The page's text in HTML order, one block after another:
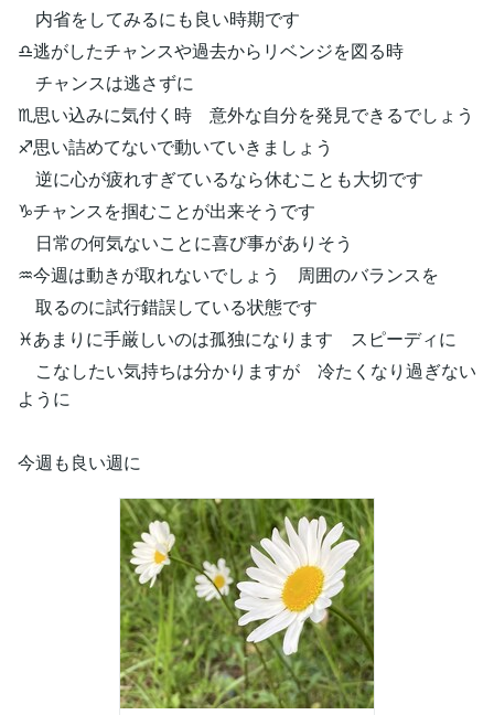
内省をしてみるにも良い時期です
♎逃がしたチャンスや過去からリベンジを図る時
チャンスは逃さずに
♏思い込みに気付く時 意外な自分を発見できるでしょう
♐思い詰めてないで動いていきましょう
逆に心が疲れすぎているなら休むことも大切です
♑チャンスを掴むことが出来そうです
日常の何気ないことに喜び事がありそう
♒今週は動きが取れないでしょう 周囲のバランスを
取るのに試行錯誤している状態です
♓あまりに手厳しいのは孤独になります スピーディに
こなしたい気持ちは分かりますが 冷たくなり過ぎない
ように
今週も良い週に